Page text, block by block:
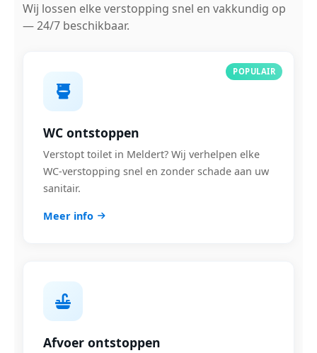
Wij lossen elke verstopping snel en vakkundig op
— 24/7 beschikbaar.
POPULAIR
WC ontstoppen
Verstopt toilet in Meldert? Wij verhelpen elke
WC-verstopping snel en zonder schade aan uw
sanitair.
Meer info
Afvoer ontstoppen